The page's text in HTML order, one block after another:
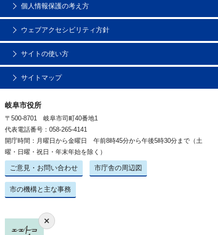
個人情報保護の考え方
ウェブアクセシビリティ方針
サイトの使い方
サイトマップ
岐阜市役所
〒500-8701 岐阜市司町40番地1
代表電話番号：058-265-4141
開庁時間：月曜日から金曜日 午前8時45分から午後5時30分まで（土
曜・日曜・祝日・年末年始を除く）
ご意見・お問い合わせ 市庁舎の周辺図
市の機構と主な事務